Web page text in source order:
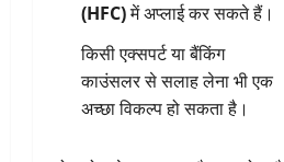
(HFC)में अप्लाई कर सकते हैं।
किसी एक्सपर्ट या बैंकिंग
काउंसलर से सलाह लेना भी एक
अच्छा विकल्प हो सकता है।